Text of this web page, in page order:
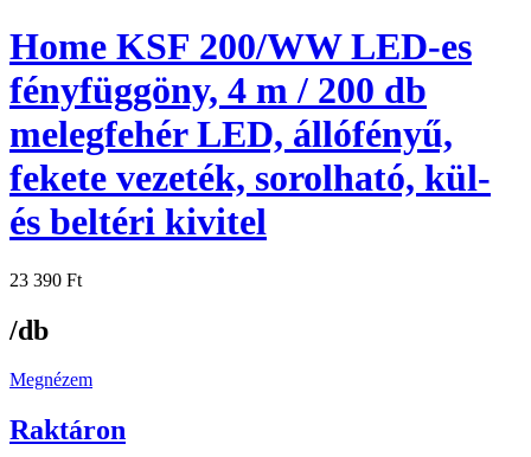
Home KSF 200/WW LED-es
fényfüggöny, 4 m / 200 db
melegfehér LED, állófényű,
fekete vezeték, sorolható, kül-
és beltéri kivitel
23 390 Ft
/db
Megnézem
Raktáron